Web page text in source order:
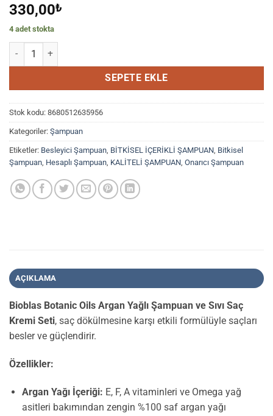
330,00₺
4 adet stokta
Bioblas Botanic Oils Argan Yağlı Şampuan 360ml + Sıvı Saç Kremi
SEPETE EKLE
Stok kodu: 8680512635956
Kategoriler: Şampuan
Etiketler: Besleyici Şampuan BİTKİSEL İÇERİKLİ ŞAMPUAN Bitkisel
Şampuan Hesaplı Şampuan KALİTELİ ŞAMPUAN Onarıcı Şampuan
AÇIKLAMA
Bioblas Botanic Oils Argan Yağlı Şampuan ve Sıvı Saç
Kremi Seti, saç dökülmesine karşı etkili formülüyle saçları
besler ve güçlendirir.
Özellikler:
Argan Yağı İçeriği: E, F, A vitaminleri ve Omega yağ
asitleri bakımından zengin %100 saf argan yağı